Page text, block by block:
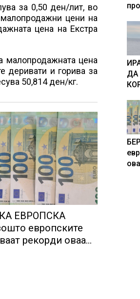
за 0,50 ден/лит, во
цени на
цена на Екстра
малопродажната цена
деривати и горива за
50,814 ден/кг.
ЕВРОПСКА
европските
рекорди оваа
ДА